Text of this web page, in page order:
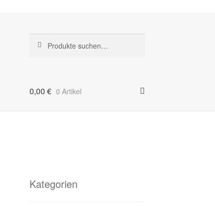
nach:
0,00 € 0 Artikel
Kategorien